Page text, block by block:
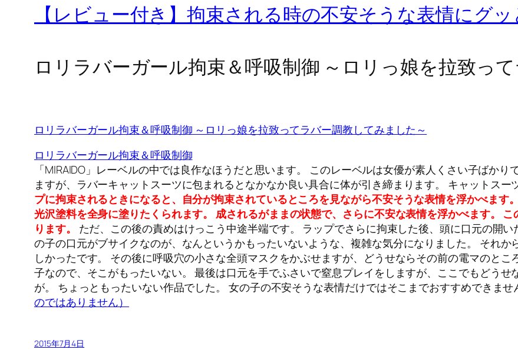
【レビュー付き】拘束される時の不安そうな表情にグ
ロリラバーガール拘束＆呼吸制御 ～ロリっ娘を拉致っ
ロリラバーガール拘束＆呼吸制御 ～ロリっ娘を拉致ってラバー調教してみました～
ロリラバーガール拘束＆呼吸制御
「MIRAIDO」レーベルの中では良作なほうだと思います。 このレーベルは女優が素人くさい子ばか
ますが、ラバーキャットスーツに包まれるとなかなか良い具合に体が引き締まります。 キャットス
プに拘束されるときになると、自分が拘束されているところを見ながら不安そうな表情を浮かべます。
光沢塗料を全身に塗りたくられます。
成されるがままの状態で、さらに不安な表情を浮かべます。
こ
ります。
ただ、この後の責めはけっこう中途半端です。 ラップでさらに拘束した後、頭に口元の開
の子の口元がブサイクなのが、なんというかもったいないような、複雑な気分になりました。 それ
しかったです。 その後に呼吸穴の小さな全頭マスクをかぶせますが、どうせならその前の電マのと
子なので、そこがもったいない。 最後は口元を手でふさいで窒息プレイをしますが、ここでもどう
が。 ちょっともったいない作品でした。 女の子の不安そうな表情だけではそこまでおすすめできませ
のではありません）
2015年7月4日